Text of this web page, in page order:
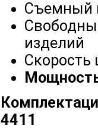
Съемный
изделий
Скорость
4411